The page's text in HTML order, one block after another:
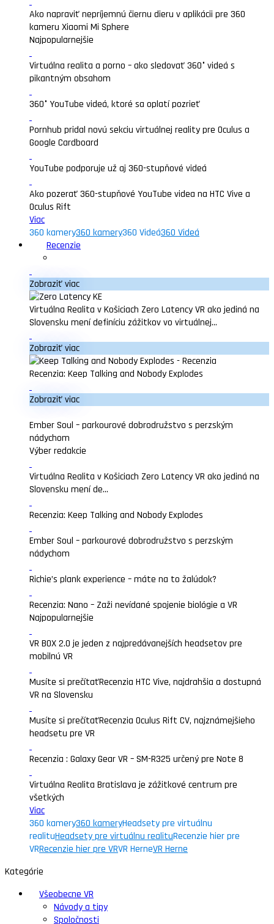
Ako napraviť nepríjemnú čiernu dieru v aplikácii pre 360
kameru Xiaomi Mi Sphere
Najpopularnejšie
Virtuálna realita a porno – ako sledovať 360° videá s
pikantným obsahom
360° YouTube videá, ktoré sa oplatí pozrieť
Pornhub pridal novú sekciu virtuálnej reality pre Oculus a
Google Cardboard
YouTube podporuje už aj 360-stupňové videá
Ako pozerať 360-stupňové YouTube videa na HTC Vive a
Oculus Rift
Viac
360 kamery360 kamery360 Videá360 Videá
Recenzie
Zobraziť viac
Virtuálna Realita v Košiciach Zero Latency VR ako jediná na
Slovensku mení definíciu zážitkov vo virtuálnej...
Zobraziť viac
Recenzia: Keep Talking and Nobody Explodes
Zobraziť viac
Ember Soul – parkourové dobrodružstvo s perzským
nádychom
Výber redakcie
Virtuálna Realita v Košiciach Zero Latency VR ako jediná na
Slovensku mení de...
Recenzia: Keep Talking and Nobody Explodes
Ember Soul – parkourové dobrodružstvo s perzským
nádychom
Richie’s plank experience – máte na to žalúdok?
Recenzia: Nano – Zaži nevídané spojenie biológie a VR
Najpopularnejšie
VR BOX 2.0 je jeden z najpredávanejších headsetov pre
mobilnú VR
Musíte si prečítaťRecenzia HTC Vive, najdrahšia a dostupná
VR na Slovensku
Musíte si prečítaťRecenzia Oculus Rift CV, najznámejšieho
headsetu pre VR
Recenzia : Galaxy Gear VR – SM-R325 určený pre Note 8
Virtuálna Realita Bratislava je zážitkové centrum pre
všetkých
Viac
360 kamery360 kameryHeadsety pre virtuálnu
realituHeadsety pre virtuálnu realituRecenzie hier pre
VRRecenzie hier pre VRVR HerneVR Herne
Kategórie
Všeobecne VR
Návody a tipy
Spoločnosti